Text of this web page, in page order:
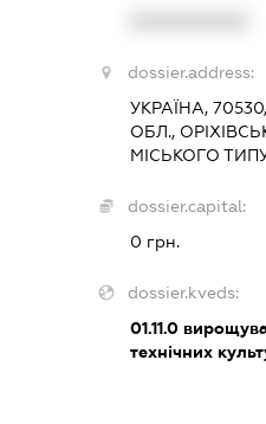
dossier.address:
УКРАЇНА,
ОБЛ.,
МІСЬКОГО
dossier.capital:
0 грн.
dossier.kveds:
01.11.0
технічних